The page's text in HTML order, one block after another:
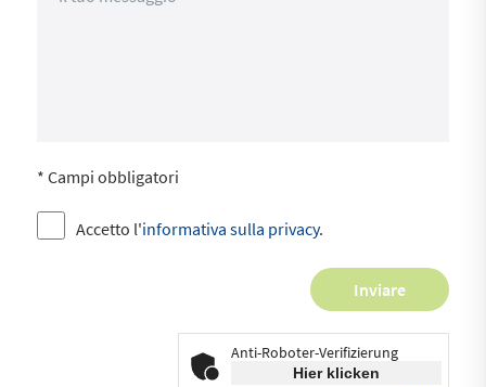
* Campi obbligatori
Accetto l'informativa sulla privacy.
Anti-Roboter-Verifizierung
Hier klicken